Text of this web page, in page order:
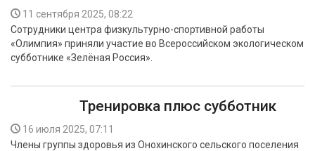
11 сентября 2025, 08:22
Сотрудники центра физкультурно-спортивной работы
«Олимпия» приняли участие во Всероссийском экологическом
субботнике «Зелёная Россия».
Тренировка плюс субботник
16 июля 2025, 07:11
Члены группы здоровья из Онохинского сельского поселения